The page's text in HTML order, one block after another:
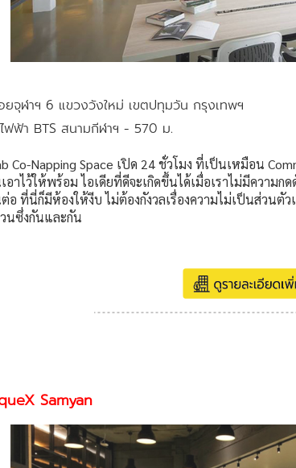
ยจุฬาฯ 6 แขวงวังใหม่ เขตปทุมวัน กรุงเทพฯ
ฟฟ้า BTS สนามกีฬาฯ - 570 ม.
Co-Napping Space เปิด 24 ชั่วโมง ที่เป็นเหมือน
อาไว้ให้พร้อม ไอเดียที่ดีจะเกิดขึ้นได้เมื่อเราไม่มีความ
อ ที่นี่ก็มีห้องให้งีบ ไม่ต้องกังวลเรื่องความไม่เป็นส่วน
นซึ่งกันและกัน
Samyan